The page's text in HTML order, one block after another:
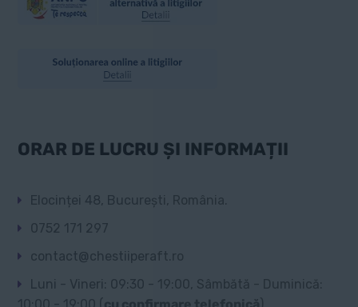
ORAR DE LUCRU ȘI INFORMAȚII
Elocinței 48, București, România.
0752 171 297
contact@chestiiperaft.ro
Luni - Vineri: 09:30 - 19:00, Sâmbătă - Duminică:
10:00 - 19:00 ( cu confirmare telefonică)